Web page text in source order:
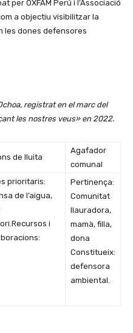
per OXFAM Perú i l’Associació
a objectiu visibilitzar la
les dones defensores
registrat en el marc del
les nostres veus» en 2022.
de lluita
Agafador
comunal
prioritaris:
de l’aigua,
i
Pertinença:
Comunitat
llauradora,
mamà, filla,
dona
Constitueix:
defensora
ambiental.